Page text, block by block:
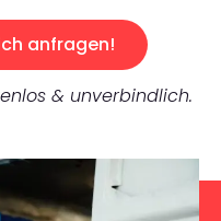
anfragen!
& unverbindlich.